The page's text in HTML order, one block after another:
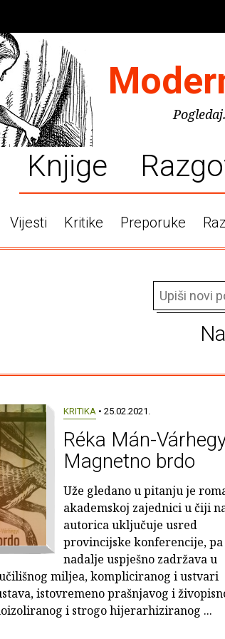
Knjige
Vijesti Kritike Preporuke
KRITIKA • 25.02.2021.
Réka Mán-
Magnetno brdo
Uže gledano u pitanju je
akademskoj zajednici u čiji
autorica uključuje usred
provincijske konferencije, pa
nadalje uspješno zadržava u
miljea, kompliciranog i ustvari
istovremeno prašnjavog i
i strogo hijerarhiziranog ...